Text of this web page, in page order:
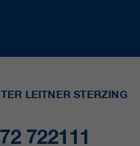
LEITNER STERZING
722111